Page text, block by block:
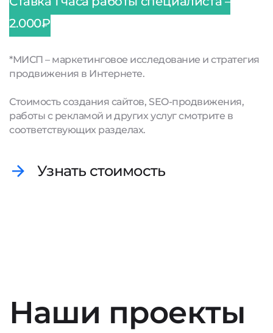
2.000₽
*МИСП – маркетинговое исследование и стратегия
продвижения в Интернете.
Стоимость создания сайтов, SEO-продвижения,
работы с рекламой и других услуг смотрите в
соответствующих разделах.
Узнать стоимость
Наши проекты